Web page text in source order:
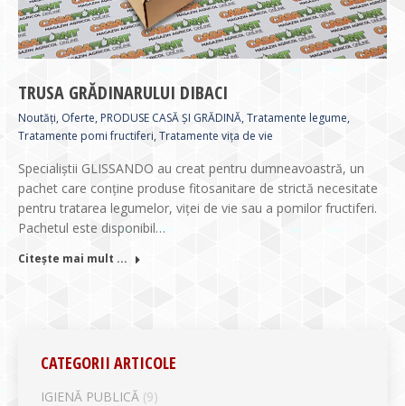
TRUSA GRĂDINARULUI DIBACI
Noutăți, Oferte, PRODUSE CASĂ ȘI GRĂDINĂ,Tratamente legume,
Tratamente pomi fructiferi, Tratamente vița de vie
Specialiștii GLISSANDO au creat pentru dumneavoastră, un
pachet care conține produse fitosanitare de strictă necesitate
pentru tratarea legumelor, viței de vie sau a pomilor fructiferi.
Pachetul este disponibil…
Citește mai mult ...
CATEGORII ARTICOLE
IGIENĂ PUBLICĂ (9)